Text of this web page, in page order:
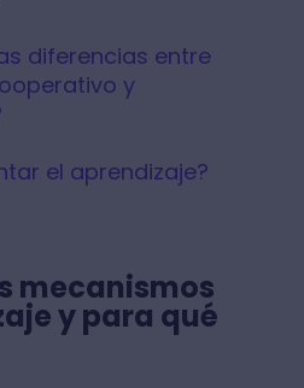
diferencias entre
y
el aprendizaje?
mecanismos
y para qué